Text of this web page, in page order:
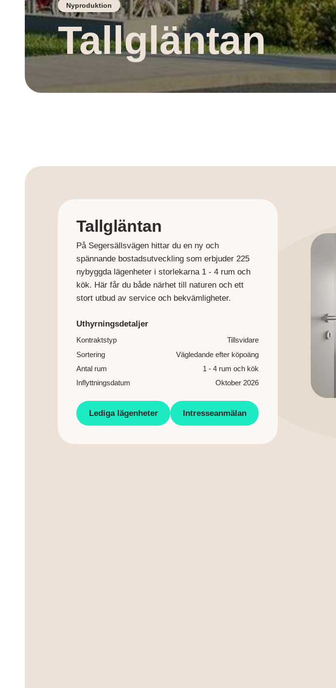
Nyproduktion
Tallgläntan
Tallgläntan
På Segersällsvägen hittar du en ny och
spännande bostadsutveckling som erbjuder 225
nybyggda lägenheter i storlekarna 1 - 4 rum och
kök. Här får du både närhet till naturen och ett
stort utbud av service och bekvämligheter.
Uthyrningsdetaljer
Kontraktstyp
Tillsvidare
Sortering
Vägledande efter köpoäng
Antal rum
1 - 4 rum och kök
Inflyttningsdatum
Oktober 2026
Lediga lägenheter Intresseanmälan